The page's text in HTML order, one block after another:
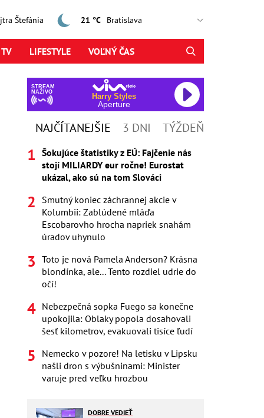
Štefánia 21 °C
LIFESTYLE VOĽNÝ ČAS
STREAM
NAŽIVO
Harry Styles
Aperture
NAJČÍTANEJŠIE 3 DNI TÝŽDEŇ
Šokujúce štatistiky z EÚ: Fajčenie nás
stojí MILIARDY eur ročne! Eurostat
ukázal, ako sú na tom Slováci
Smutný koniec záchrannej akcie v
Kolumbii: Zablúdené mláďa
Escobarovho hrocha napriek snahám
úradov uhynulo
Toto je nová Pamela Anderson? Krásna
blondínka, ale... Tento rozdiel udrie do
očí!
Nebezpečná sopka Fuego sa konečne
upokojila: Oblaky popola dosahovali
šesť kilometrov, evakuovali tisíce ľudí
Nemecko v pozore! Na letisku v Lipsku
našli dron s výbušninami: Minister
varuje pred veľku hrozbou
DOBRE VEDIEŤ